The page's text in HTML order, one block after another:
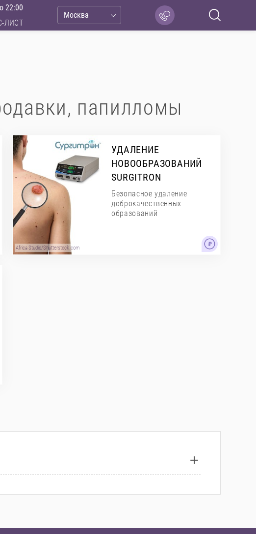
22:00
ЛИСТ
Москва
папилломы
Africa Studio/Shutterstock.com
УДАЛЕНИЕ
НОВООБРАЗОВАНИЙ
SURGITRON
Безопасное удаление
доброкачественных
образований